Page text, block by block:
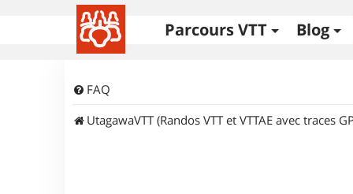
Parcours VTT Blog
FAQ
UtagawaVTT (Randos VTT et VTTAE avec traces